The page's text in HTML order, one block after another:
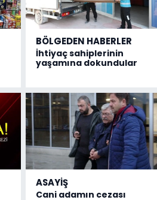
BÖLGEDEN HABERLER
İhtiyaç sahiplerinin
yaşamına dokundular
ASAYİŞ
Cani adamın cezası